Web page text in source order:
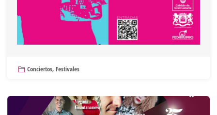
Conciertos,Festivales